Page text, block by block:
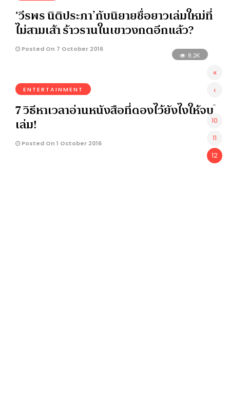
‘วีรพร นิติประภา’กับนิยายชื่อยาวเล่มใหม่ที่
ไม่สามเส้า ร้าวรานในเขาวงกตอีกแล้ว?
Posted On 7 October 2016
8.2K
ENTERTAINMENT
7 วิธีหาเวลาอ่านหนังสือที่ดองไว้ยังไงให้จบ
เล่ม!
Posted On 1 October 2016
«
‹
-
10
11
12